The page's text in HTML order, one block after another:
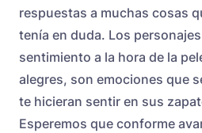
respuestas a muchas cosas
tenía en duda. Los
sentimiento a la hora de la
alegres, son emociones que
te hicieran sentir en sus
Esperemos que conforme